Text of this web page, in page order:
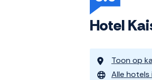
Hotel
Toon op
Alle hotels